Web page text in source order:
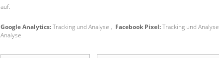
auf.
Google Analytics:Tracking und Analyse , Facebook Pixel:Tracking und
Analyse